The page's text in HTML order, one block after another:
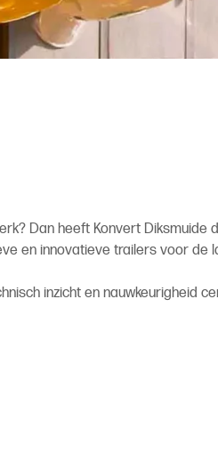
Dan heeft Konvert Diksmuide
en innovatieve trailers voor de
inzicht en nauwkeurigheid